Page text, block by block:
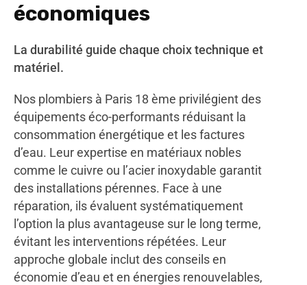
économiques
La durabilité guide chaque choix technique et
matériel.
Nos plombiers à Paris 18 ème privilégient des
équipements éco-performants réduisant la
consommation énergétique et les factures
d’eau. Leur expertise en matériaux nobles
comme le cuivre ou l’acier inoxydable garantit
des installations pérennes. Face à une
réparation, ils évaluent systématiquement
l’option la plus avantageuse sur le long terme,
évitant les interventions répétées. Leur
approche globale inclut des conseils en
économie d’eau et en énergies renouvelables,